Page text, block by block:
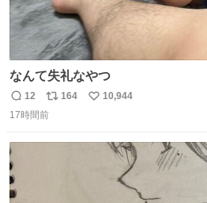
なんて失礼なやつ
返
信
12
リ
ポ
164
い
10,944
17時間前